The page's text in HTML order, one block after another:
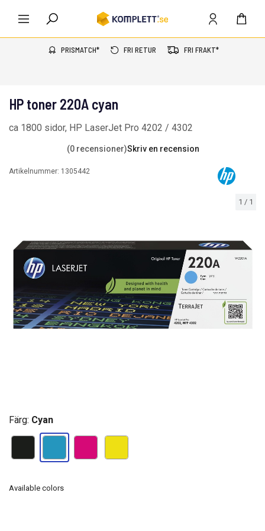
PRISMATCH* FRI RETUR FRI FRAKT*
1 / 1
HP toner 220A cyan
ca 1800 sidor, HP LaserJet Pro 4202 / 4302
(0 recensioner)Skriv en recension
Artikelnummer: 1305442
Färg: Cyan
Available colors